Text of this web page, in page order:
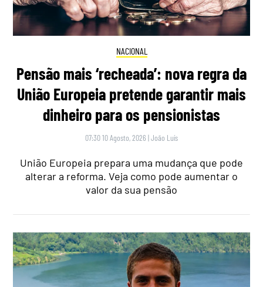
NACIONAL
Pensão mais ‘recheada’: nova regra da
União Europeia pretende garantir mais
dinheiro para os pensionistas
07:30 10 Agosto, 2026 |João Luís
União Europeia prepara uma mudança que pode
alterar a reforma. Veja como pode aumentar o
valor da sua pensão